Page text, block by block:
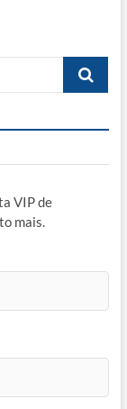
Busca
VIP de
mais.